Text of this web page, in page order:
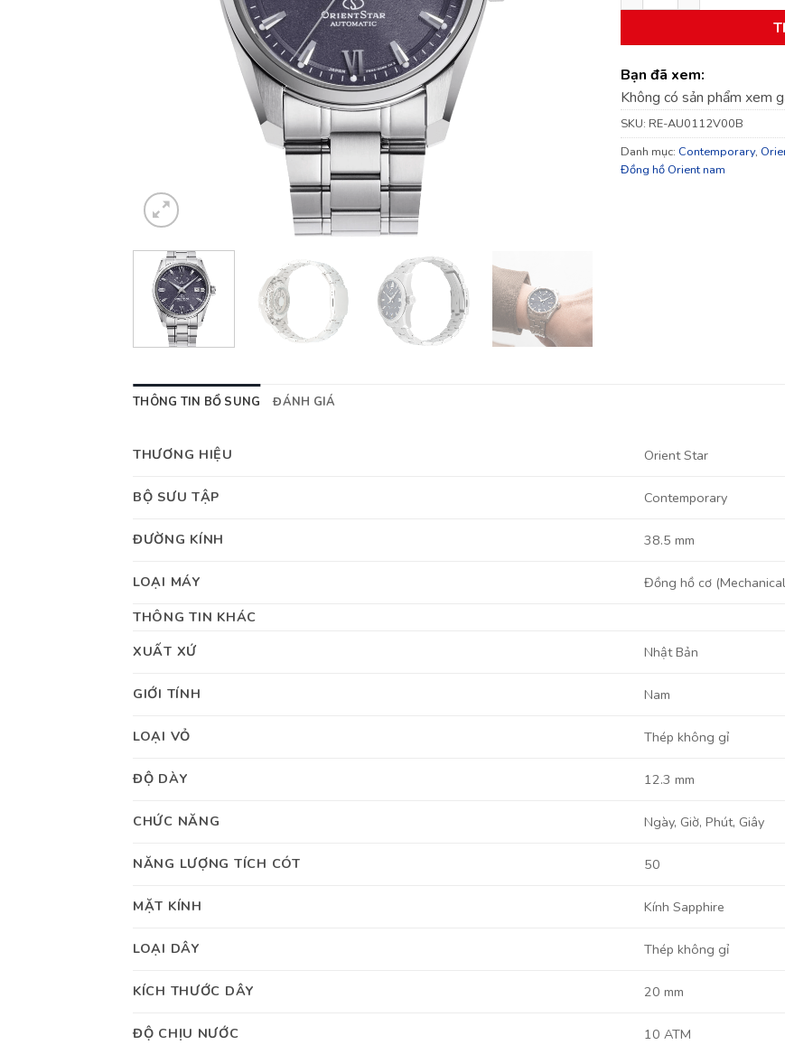
Bạn đã xem:
Không có sản phẩm xem
SKU: RE-AU0112V00B
Danh mục: Contemporary,
Đồng hồ Orient nam
THÔNG TIN BỔ SUNG ĐÁNH GIÁ
THƯƠNG HIỆU Orient Star
BỘ SƯU TẬP Contemporary
ĐƯỜNG KÍNH 38.5 mm
LOẠI MÁY
Đồng hồ cơ
THÔNG TIN KHÁC
XUẤT XỨ
Nhật Bản
GIỚI TÍNH Nam
LOẠI VỎ Thép không gỉ
ĐỘ DÀY 12.3 mm
CHỨC NĂNG Ngày, Giờ, Phút, Giây
NĂNG LƯỢNG TÍCH CÓT 50
MẶT KÍNH Kính Sapphire
LOẠI DÂY Thép không gỉ
KÍCH THƯỚC DÂY 20 mm
ĐỘ CHỊU NƯỚC 10 ATM